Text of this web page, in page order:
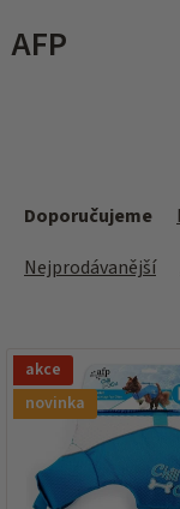
AFP
o
d
Doporučujeme
Nejprodávanější
V
ý akce
novinka